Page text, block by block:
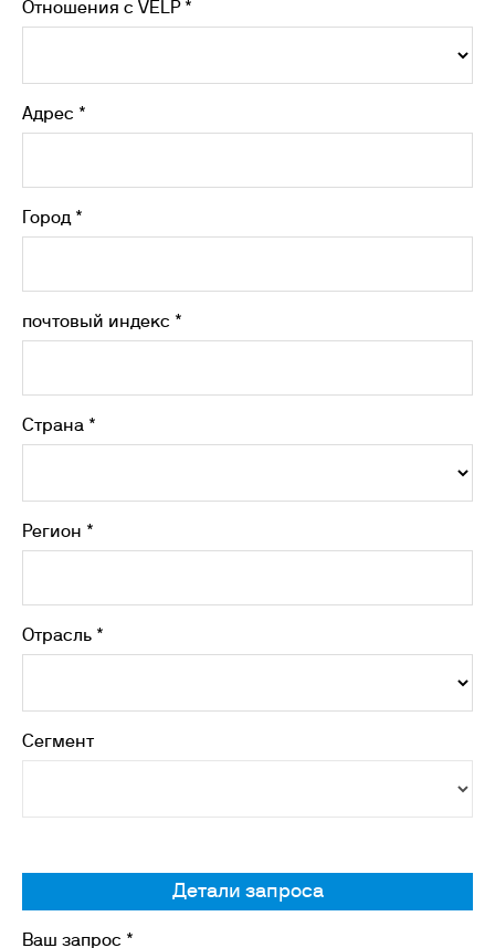
Отношения с VELP *
Адрес *
Город *
почтовый индекс *
Страна *
Регион *
Отрасль *
Сегмент
Детали запроса
Ваш запрос *